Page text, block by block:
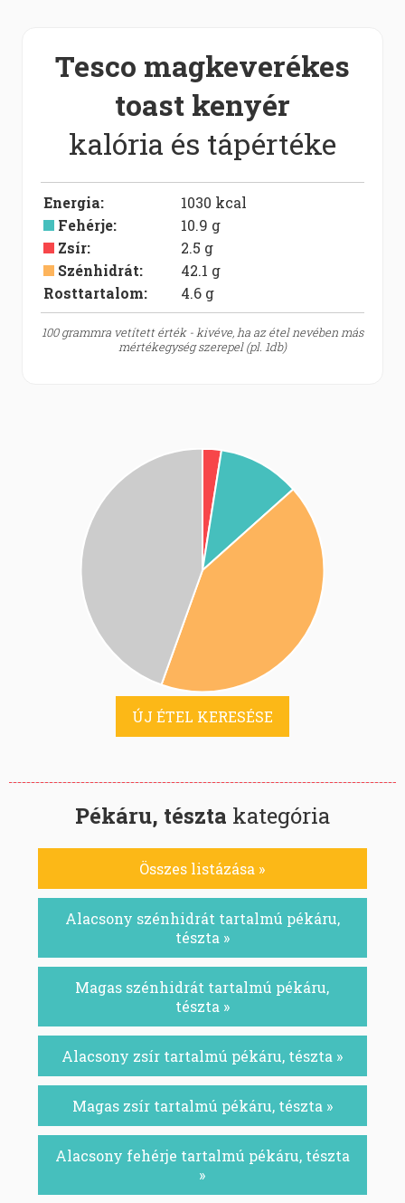
Tesco magkeverékes
toast kenyér
kalória és tápértéke
Energia: 1030 kcal
Fehérje: 10.9 g
Zsír: 2.5 g
Szénhidrát: 42.1 g
Rosttartalom:
4.6 g
100 grammra vetített érték - kivéve, ha az étel nevében más
mértékegység szerepel (pl. 1db)
ÚJ ÉTEL KERESÉSE
Pékáru, tészta kategória
Összes listázása »
Alacsony szénhidrát tartalmú pékáru,
tészta »
Magas szénhidrát tartalmú pékáru,
tészta »
Alacsony zsír tartalmú pékáru, tészta »
Magas zsír tartalmú pékáru, tészta »
Alacsony fehérje tartalmú pékáru, tészta
»